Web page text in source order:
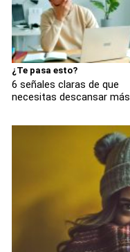
¿Te pasa esto?
6 señales claras de que
necesitas descansar más